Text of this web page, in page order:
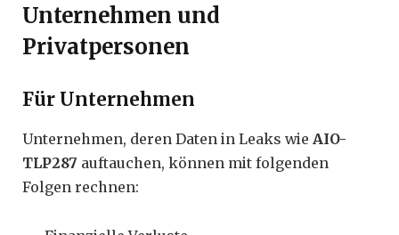
Unternehmen und
Privatpersonen
Für Unternehmen
Unternehmen, deren Daten in Leaks wie AIO-
TLP287 auftauchen, können mit folgenden
Folgen rechnen: